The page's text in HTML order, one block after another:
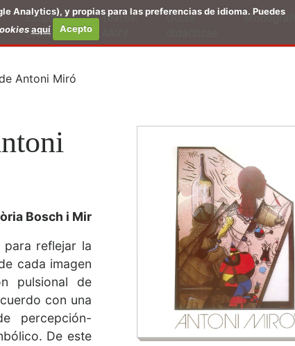
Analytics), y propias para las preferencias de idioma. Puedes
aquí Acepto
Estudios
breves
Textos:
Guias
Antoni Miró
Bosch i Mir
reflejar la
cada imagen
pulsional de
con una
percepción-
De este